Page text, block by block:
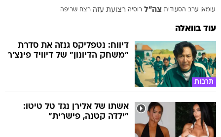
עומאן ערב הסעודית צה"ל רוסיה רצועת עזה רצח שריפה
עוד בוואלה
תרבות
דיווח: נטפליקס גנזה את סדרת
"משחק הדיונון" של דיוויד פינצ'ר
אשתו של אלירן נגד טל טיטו:
"ילדה קטנה, פישרית"